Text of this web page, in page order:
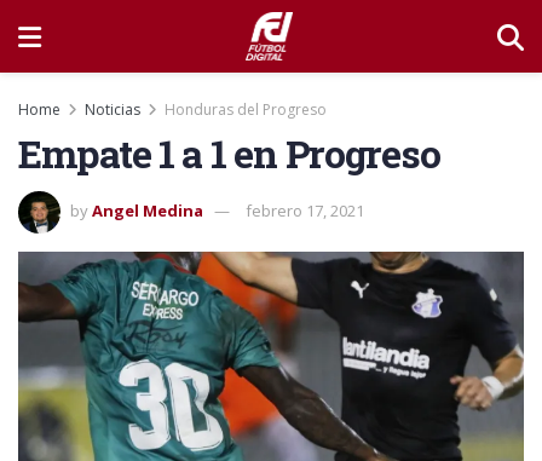
Home Noticias Honduras del Progreso
Empate 1 a 1 en Progreso
byAngel Medina febrero 17, 2021